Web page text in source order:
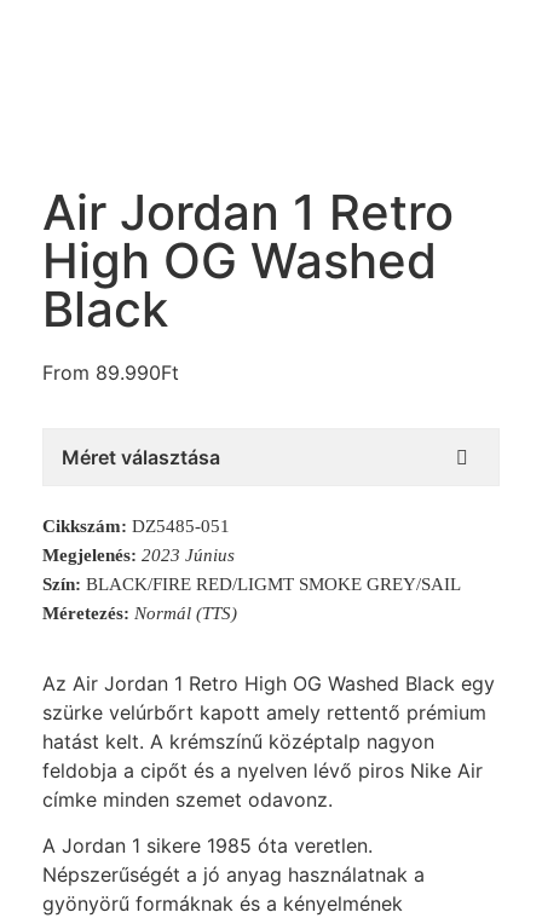
Air Jordan 1 Retro
High OG Washed
Black
From 89.990Ft
Méret választása
Cikkszám: DZ5485-051
Megjelenés: 2023 Június
Szín: BLACK/FIRE RED/LIGMT SMOKE GREY/SAIL
Méretezés: Normál (TTS)
Az Air Jordan 1 Retro High OG Washed Black egy
szürke velúrbőrt kapott amely rettentő prémium
hatást kelt. A krémszínű középtalp nagyon
feldobja a cipőt és a nyelven lévő piros Nike Air
címke minden szemet odavonz.
A Jordan 1 sikere 1985 óta veretlen.
Népszerűségét a jó anyag használatnak a
gyönyörű formáknak és a kényelmének